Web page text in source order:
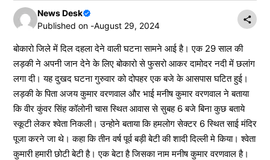
News Desk
Published on -August 29, 2024
बोकारो जिले में दिल दहला देने वाली घटना सामने आई है। एक 29 साल की
लड़की ने अपनी जान देने के लिए बोकारो से फुसरो आकर दामोदर नदी में छलांग
लगा दी। यह दुखद घटना गुरुवार को दोपहर एक बजे के आसपास घटित हुई।
लड़की के पिता अजय कुमार वरणवाल और भाई मनीष कुमार वरणवाल ने बताया
कि वीर कुंवर सिंह कॉलोनी चास स्थित आवास से सुबह 6 बजे बिना कुछ बताये
स्कूटी लेकर श्वेता निकली। उन्होने बताया कि हमलोग सेक्टर 6 स्थित साई मंदिर
पूजा करने जा थे। कहा कि तीन वर्ष पूर्व बड़ी बेटी की शादी दिल्ली मे किया। श्वेता
कुमारी हमारी छोटी बेटी है। एक बेटा है जिसका नाम मनीष कुमार वरणवाल है।